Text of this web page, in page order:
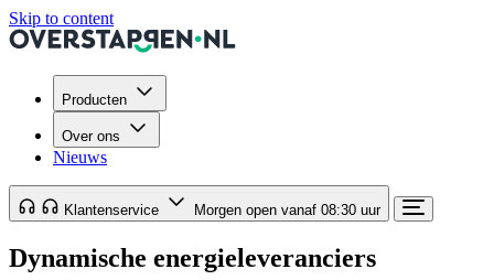
Skip to content
Producten
Over ons
Nieuws
Klantenservice Morgen open vanaf 08:30 uur
Dynamische energieleveranciers